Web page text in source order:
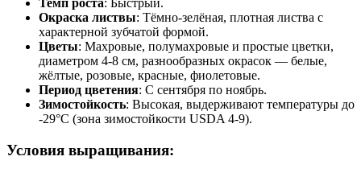
Темп роста: Быстрый.
Окраска листвы: Тёмно-зелёная, плотная листва с
характерной зубчатой формой.
Цветы: Махровые, полумахровые и простые цветки,
диаметром 4-8 см, разнообразных окрасок — белые,
жёлтые, розовые, красные, фиолетовые.
Период цветения: С сентября по ноябрь.
Зимостойкость: Высокая, выдерживают температуры до
-29°C (зона зимостойкости USDA 4-9).
Условия выращивания: